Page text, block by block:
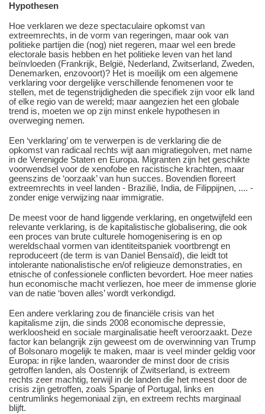
Hypothesen
Hoe verklaren we deze spectaculaire opkomst van
extreemrechts, in de vorm van regeringen, maar ook van
politieke partijen die (nog) niet regeren, maar wel een brede
electorale basis hebben en het politieke leven van het land
beïnvloeden (Frankrijk, België, Nederland, Zwitserland, Zweden,
Denemarken, enzovoort)? Het is moeilijk om een algemene
verklaring voor dergelijke verschillende fenomenen voor te
stellen, met de tegenstrijdigheden die specifiek zijn voor elk land
of elke regio van de wereld; maar aangezien het een globale
trend is, moeten we op zijn minst enkele hypothesen in
overweging nemen.
Een ‘verklaring’ om te verwerpen is de verklaring die de
opkomst van radicaal rechts wijt aan migratiegolven, met name
in de Verenigde Staten en Europa. Migranten zijn het geschikte
voorwendsel voor de xenofobe en racistische krachten, maar
geenszins de ‘oorzaak’ van hun succes. Bovendien floreert
extreemrechts in veel landen - Brazilië, India, de Filippijnen, .... -
zonder enige verwijzing naar immigratie.
De meest voor de hand liggende verklaring, en ongetwijfeld een
relevante verklaring, is de kapitalistische globalisering, die ook
een proces van brute culturele homogenisering is en op
wereldschaal vormen van identiteitspaniek voortbrengt en
reproduceert (de term is van Daniel Bensaïd), die leidt tot
intolerante nationalistische en/of religieuze demonstraties, en
etnische of confessionele conflicten bevordert. Hoe meer naties
hun economische macht verliezen, hoe meer de immense glorie
van de natie ‘boven alles’ wordt verkondigd.
Een andere verklaring zou de financiële crisis van het
kapitalisme zijn, die sinds 2008 economische depressie,
werkloosheid en sociale marginalisatie heeft veroorzaakt. Deze
factor kan belangrijk zijn geweest om de overwinning van Trump
of Bolsonaro mogelijk te maken, maar is veel minder geldig voor
Europa: in rijke landen, waaronder de minst door de crisis
getroffen landen, als Oostenrijk of Zwitserland, is extreem
rechts zeer machtig, terwijl in de landen die het meest door de
crisis zijn getroffen, zoals Spanje of Portugal, links en
centrumlinks hegemoniaal zijn, en extreem rechts marginaal
blijft.